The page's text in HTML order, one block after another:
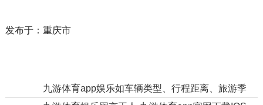
发布于：重庆市
九游体育app娱乐如车辆类型、行程距离、旅游季节等-九游体育app官网下载IOS/安卓全站最新版下载